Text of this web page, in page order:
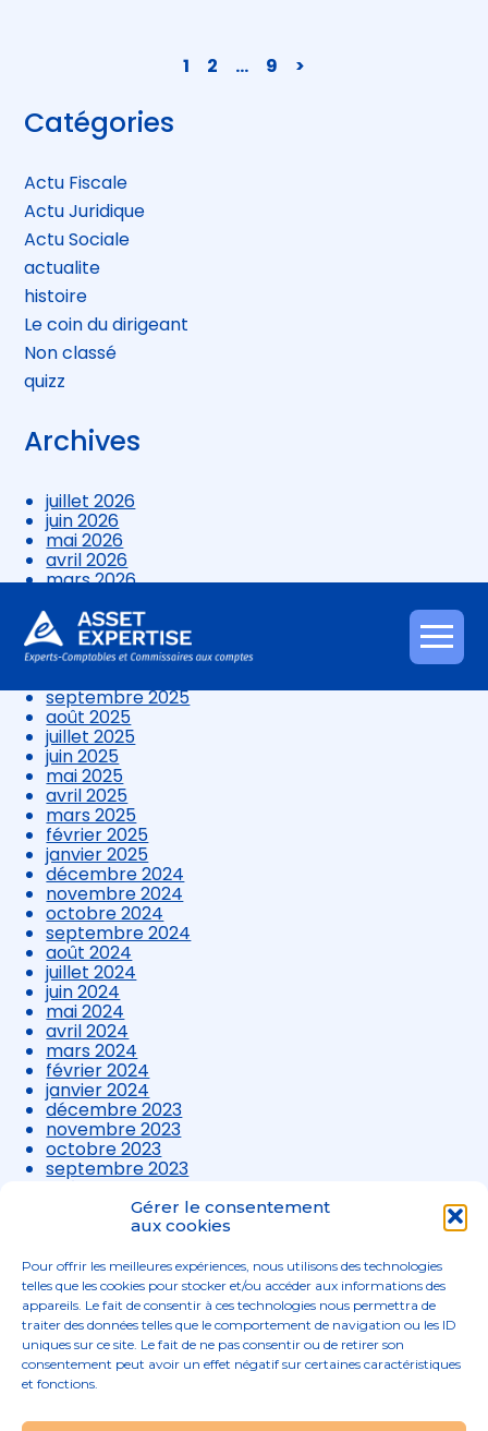
Gérer le consentement
aux cookies
Pour offrir les meilleures expériences, nous utilisons des technologies
telles que les cookies pour stocker et/ou accéder aux informations des
appareils. Le fait de consentir à ces technologies nous permettra de
traiter des données telles que le comportement de navigation ou les ID
uniques sur ce site. Le fait de ne pas consentir ou de retirer son
consentement peut avoir un effet négatif sur certaines caractéristiques
et fonctions.
Aller
au
1 2 … 9 >
Blog
sidebar
Catégories
Actu Fiscale
Actu Juridique
Actu Sociale
actualite
histoire
Le coin du dirigeant
Non classé
quizz
Archives
juillet 2026
juin 2026
mai 2026
avril 2026
mars 2026
janvier 2026
décembre 2025
novembre 2025
septembre 2025
août 2025
juillet 2025
juin 2025
mai 2025
avril 2025
mars 2025
février 2025
janvier 2025
décembre 2024
novembre 2024
octobre 2024
septembre 2024
août 2024
juillet 2024
juin 2024
mai 2024
avril 2024
mars 2024
février 2024
janvier 2024
décembre 2023
novembre 2023
octobre 2023
septembre 2023
août 2023
juillet 2023
avril 2023
mars 2023